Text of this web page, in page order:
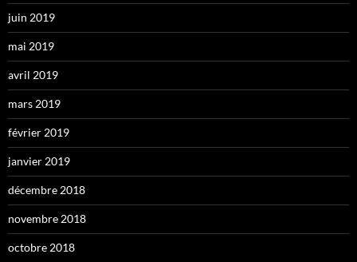
juin 2019
mai 2019
avril 2019
mars 2019
février 2019
janvier 2019
décembre 2018
novembre 2018
octobre 2018